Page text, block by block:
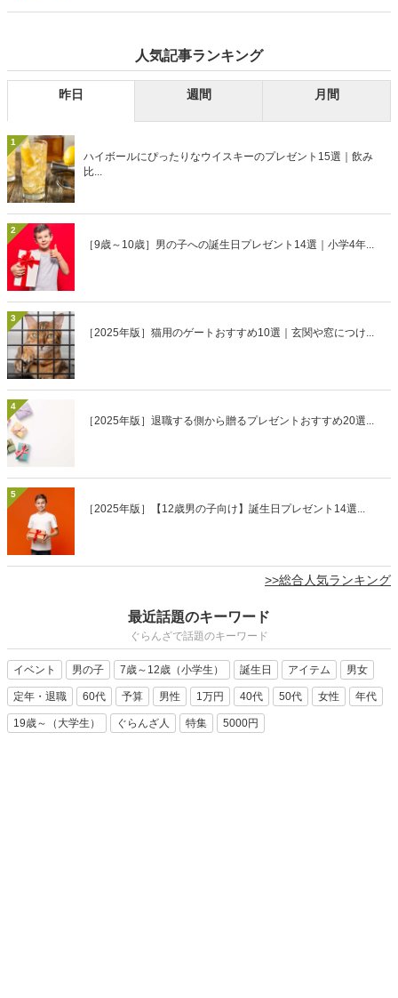
人気記事ランキング
昨日 週間 月間
1
ハイボールにぴったりなウイスキーのプレゼント15選｜飲み
比...
2
［9歳～10歳］男の子への誕生日プレゼント14選｜小学4年...
3
［2025年版］猫用のゲートおすすめ10選｜玄関や窓につけ...
4
［2025年版］退職する側から贈るプレゼントおすすめ20選...
5
［2025年版］【12歳男の子向け】誕生日プレゼント14選...
>>総合人気ランキング
最近話題のキーワード
ぐらんざで話題のキーワード
イベント 男の子 7歳～12歳（小学生） 誕生日 アイテム 男女
定年・退職 60代 予算 男性 1万円 40代 50代 女性 年代
19歳～（大学生） ぐらんざ人 特集 5000円